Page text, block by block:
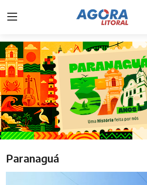
Home
Litoral
Paranaguá
Saúde
Acidente
Paranaguá